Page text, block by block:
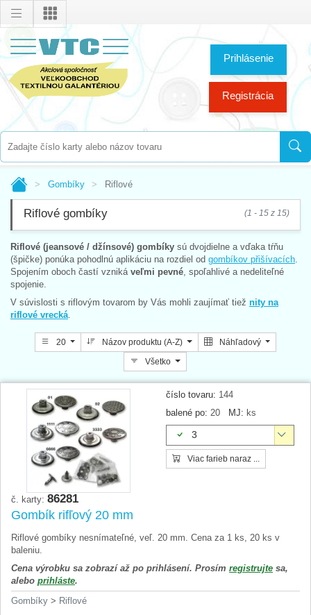
Prihlásenie
Registrácia
Gombíky Riflové
Riflové gombíky (1 - 15 z 15)
Riflové (jeansové / džínsové) gombíky sú dvojdielne a vďaka tŕňu
(špičke) ponúka pohodlnú aplikáciu na rozdiel od gombíkov přišívacích
Spojením oboch častí vzniká veľmi pevné , spoľahlivé a nedeliteľné
spojenie.
V súvislosti s riflovým tovarom by Vás mohli zaujímať tiež nity na
riflové vrecká
20 Názov produktu (A-Z)
Náhľadový
Všetko
číslo tovaru: 144
balené po: 20 MJ: ks
3
Viac farieb naraz ...
č. karty: 86281
Gombík rifľový 20 mm
Riflové gombíky nesnímateľné, veľ. 20 mm. Cena za 1 ks, 20 ks v
baleniu.
Cena výrobku sa zobrazí až po prihlásení. Prosím registrujte sa,
alebo prihláste.
Gombíky > Riflové